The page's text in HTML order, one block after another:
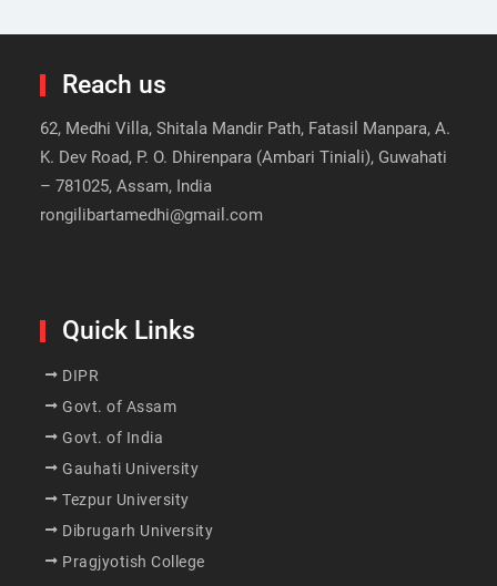
Reach us
62, Medhi Villa, Shitala Mandir Path, Fatasil Manpara, A.
K. Dev Road, P. O. Dhirenpara (Ambari Tiniali), Guwahati
– 781025, Assam, India
rongilibartamedhi@gmail.com
Quick Links
DIPR
Govt. of Assam
Govt. of India
Gauhati University
Tezpur University
Dibrugarh University
Pragjyotish College